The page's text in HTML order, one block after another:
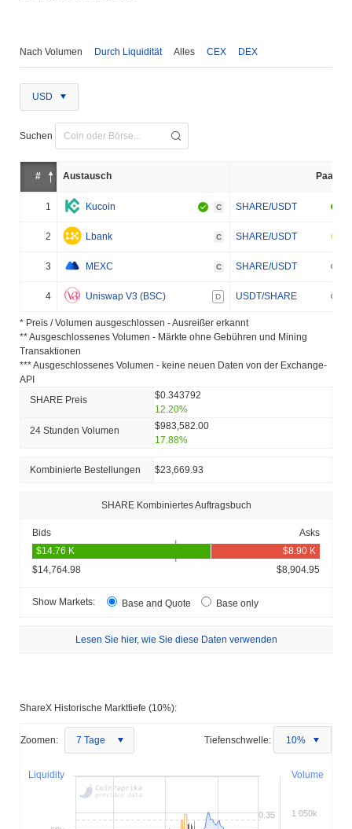
Nach Volumen Durch Liquidität Alles CEX DEX
USD
Suchen
# Austausch Paar
1 Kucoin C SHARE/USDT
2 Lbank C SHARE/USDT
3 MEXC C SHARE/USDT
4 Uniswap V3 (BSC) D USDT/SHARE
* Preis / Volumen ausgeschlossen - Ausreißer erkannt
** Ausgeschlossenes Volumen - Märkte ohne Gebühren und Mining
Transaktionen
*** Ausgeschlossenes Volumen - keine neuen Daten von der Exchange-
API
SHARE Preis
$0.343792
12.20%
24 Stunden Volumen
$983,582.00
17.88%
Kombinierte Bestellungen $23,669.93
SHARE Kombiniertes Auftragsbuch
Bids Asks
$14,764.98 $8,904.95
Show Markets: Base and Quote Base only
Lesen Sie hier, wie Sie diese Daten verwenden
ShareX Historische Markttiefe (10%):
Zoomen: 7 Tage Tiefenschwelle: 10%
Volume
Liquidity
0.35 1 050k